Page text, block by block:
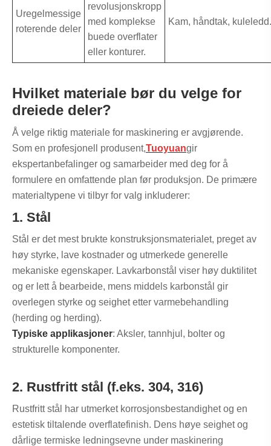
Uregelmessige
roterende deler
revolusjonskropp
med komplekse
buede overflater
eller konturer.
Kam, håndtak, kuleledd.
Hvilket materiale bør du velge for
dreiede deler?
Å velge riktig materiale for maskinering er avgjørende.
Som en profesjonell produsent,Tuoyuangir
ekspertanbefalinger og samarbeider med deg for å
formulere en omfattende plan før produksjon. De primære
materialtypene vi tilbyr for valg inkluderer:
1. Stål
Stål er det mest brukte konstruksjonsmaterialet, preget av
høy styrke, lave kostnader og utmerkede generelle
mekaniske egenskaper. Lavkarbonstål viser høy duktilitet
og er lett å bearbeide, mens middels karbonstål gir
overlegen styrke og seighet etter varmebehandling
(herding og herding).
Typiske applikasjoner: Aksler, tannhjul, bolter og
strukturelle komponenter.
2. Rustfritt stål (f.eks. 304, 316)
Rustfritt stål har utmerket korrosjonsbestandighet og en
estetisk tiltalende overflatefinish. Dens høye seighet og
dårlige termiske ledningsevne under maskinering